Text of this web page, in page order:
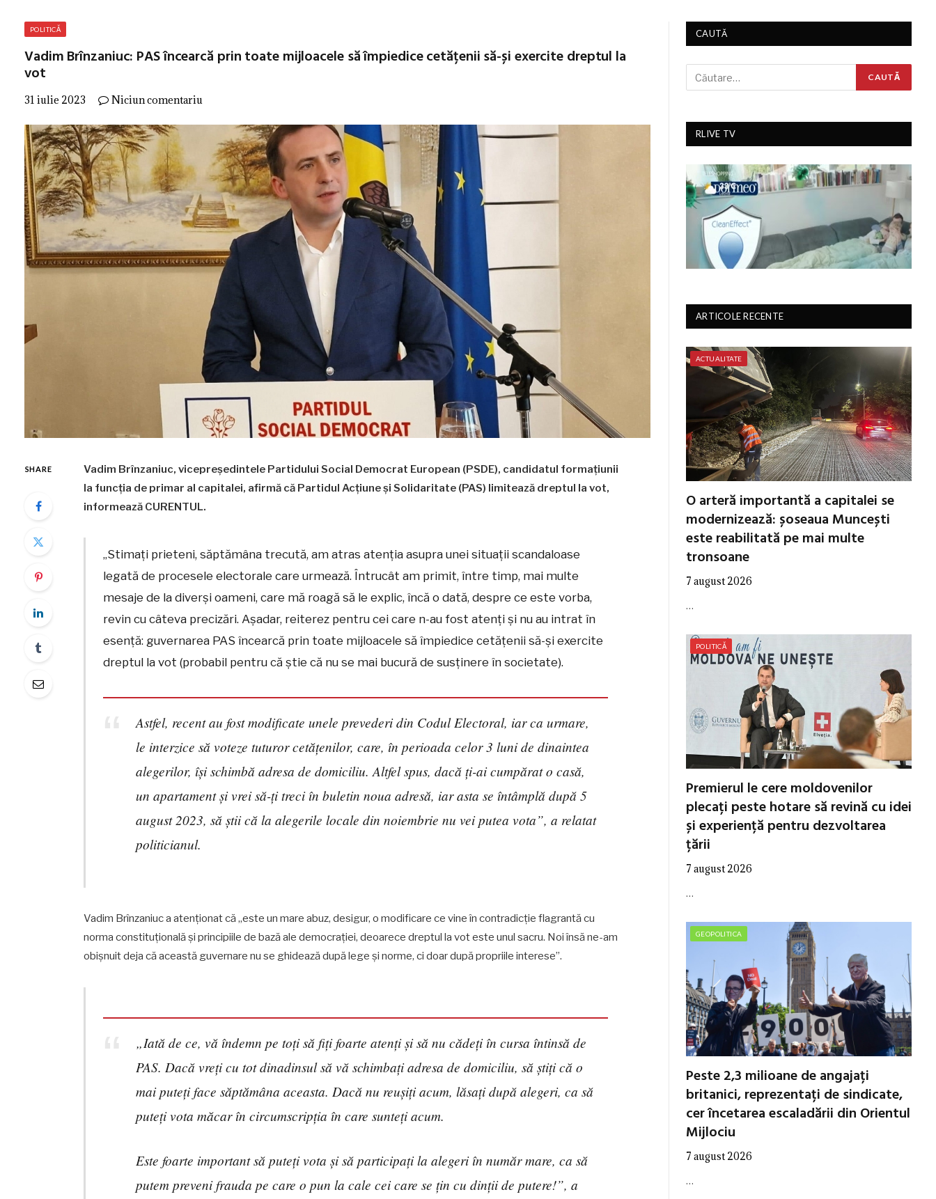
POLITICĂ
Vadim Brînzaniuc: PAS încearcă prin toate mijloacele să împiedice cetățenii să-și exercite dreptul la
vot
31 iulie 2023 Niciun comentariu
SHARE
Vadim Brînzaniuc, vicepreședintele Partidului Social Democrat European (PSDE), candidatul formațiunii
la funcția de primar al capitalei, afirmă că Partidul Acțiune și Solidaritate (PAS) limitează dreptul la vot,
informează CURENTUL.
„Stimați prieteni, săptămâna trecută, am atras atenția asupra unei situații scandaloase
legată de procesele electorale care urmează. Întrucât am primit, între timp, mai multe
mesaje de la diverși oameni, care mă roagă să le explic, încă o dată, despre ce este vorba,
revin cu câteva precizări. Așadar, reiterez pentru cei care n-au fost atenți și nu au intrat în
esență: guvernarea PAS încearcă prin toate mijloacele să împiedice cetățenii să-și exercite
dreptul la vot (probabil pentru că știe că nu se mai bucură de susținere în societate).
Astfel, recent au fost modificate unele prevederi din Codul Electoral, iar ca urmare,
le interzice să voteze tuturor cetățenilor, care, în perioada celor 3 luni de dinaintea
alegerilor, își schimbă adresa de domiciliu. Altfel spus, dacă ți-ai cumpărat o casă,
un apartament și vrei să-ți treci în buletin noua adresă, iar asta se întâmplă după 5
august 2023, să știi că la alegerile locale din noiembrie nu vei putea vota”, a relatat
politicianul.
Vadim Brînzaniuc a atenționat că „este un mare abuz, desigur, o modificare ce vine în contradicție flagrantă cu
norma constituțională și principiile de bază ale democrației, deoarece dreptul la vot este unul sacru. Noi însă ne-am
obișnuit deja că această guvernare nu se ghidează după lege și norme, ci doar după propriile interese”.
„Iată de ce, vă îndemn pe toți să fiți foarte atenți și să nu cădeți în cursa întinsă de
PAS. Dacă vreți cu tot dinadinsul să vă schimbați adresa de domiciliu, să știți că o
mai puteți face săptămâna aceasta. Dacă nu reușiți acum, lăsați după alegeri, ca să
puteți vota măcar în circumscripția în care sunteți acum.
Este foarte important să puteți vota și să participați la alegeri în număr mare, ca să
putem preveni frauda pe care o pun la cale cei care se țin cu dinții de putere!”, a
CAUTĂ
RLIVE TV
ARTICOLE RECENTE
ACTUALITATE
O arteră importantă a capitalei se
modernizează: șoseaua Muncești
este reabilitată pe mai multe
tronsoane
7 august 2026
…
POLITICĂ
Premierul le cere moldovenilor
plecați peste hotare să revină cu idei
și experiență pentru dezvoltarea
țării
7 august 2026
…
GEOPOLITICA
Peste 2,3 milioane de angajați
britanici, reprezentați de sindicate,
cer încetarea escaladării din Orientul
Mijlociu
7 august 2026
…